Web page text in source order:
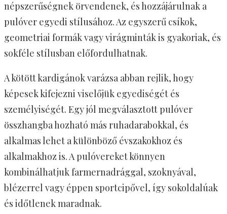
népszerűségnek örvendenek, és hozzájárulnak a
pulóver egyedi stílusához. Az egyszerű csíkok,
geometriai formák vagy virágminták is gyakoriak, és
sokféle stílusban előfordulhatnak.
A kötött kardigánok varázsa abban rejlik, hogy
képesek kifejezni viselőjük egyediségét és
személyiségét. Egy jól megválasztott pulóver
összhangba hozható más ruhadarabokkal, és
alkalmas lehet a különböző évszakokhoz és
alkalmakhoz is. A pulóvereket könnyen
kombinálhatjuk farmernadrággal, szoknyával,
blézerrel vagy éppen sportcipővel, így sokoldalúak
és időtlenek maradnak.